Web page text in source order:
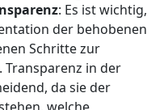
: Es ist wichtig,
der behobenen
Schritte zur
in der
da sie der